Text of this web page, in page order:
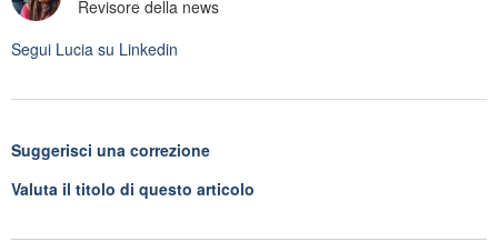
Revisore della news
Segui Lucia su Linkedin
Suggerisci una correzione
Valuta il titolo di questo articolo